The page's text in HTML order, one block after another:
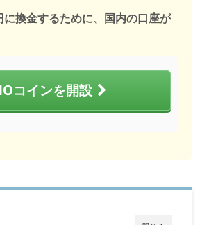
換金するために、国内の口座が
コインを開設